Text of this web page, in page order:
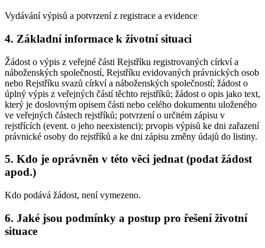
Vydávání výpisů a potvrzení z registrace a evidence
4. Základní informace k životní situaci
Žádost o výpis z veřejné části Rejstříku registrovaných církví a
náboženských společností, Rejstříku evidovaných právnických osob
nebo Rejstříku svazů církví a náboženských společností; žádost o
úplný výpis z veřejných částí těchto rejstříků; žádost o opis jako text,
který je doslovným opisem části nebo celého dokumentu uloženého
ve veřejných částech rejstříků; potvrzení o určitém zápisu v
rejstřících (event. o jeho neexistenci); prvopis výpisů ke dni zařazení
právnické osoby do rejstříků a ke dni zápisu změny údajů do listiny.
5. Kdo je oprávněn v této věci jednat (podat žádost
apod.)
Kdo podává žádost, není vymezeno.
6. Jaké jsou podmínky a postup pro řešení životní
situace